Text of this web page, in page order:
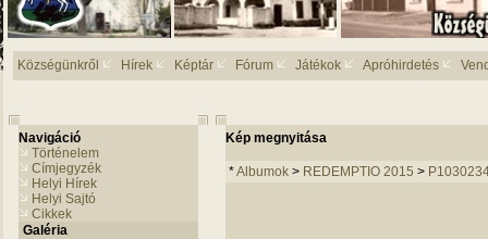
Községünkről Hírek Képtár Fórum Játékok Apróhirdetés
Navigáció
Történelem
Címjegyzék
Helyi Hírek
Helyi Sajtó
Cikkek
Galéria
Kép megnyitása
*Albumok > REDEMPTIO 2015 >